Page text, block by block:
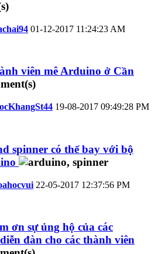
01-12-2017 11:24:23 AM
viên mê Arduino ở Cần
19-08-2017 09:49:28 PM
spinner có thể bay với bộ
22-05-2017 12:37:56 PM
ơn sự ủng hộ của các
đàn cho các thành viên